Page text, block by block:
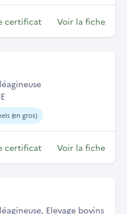
certificat Voir la fiche
(en gros)
certificat Voir la fiche
Elevage bovins